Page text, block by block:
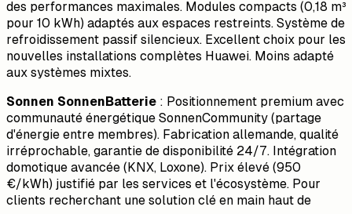
des performances maximales. Modules compacts (0,18 m³
pour 10 kWh) adaptés aux espaces restreints. Système de
refroidissement passif silencieux. Excellent choix pour les
nouvelles installations complètes Huawei. Moins adapté
aux systèmes mixtes.
Sonnen SonnenBatterie : Positionnement premium avec
communauté énergétique SonnenCommunity (partage
d'énergie entre membres). Fabrication allemande, qualité
irréprochable, garantie de disponibilité 24/7. Intégration
domotique avancée (KNX, Loxone). Prix élevé (950
€/kWh) justifié par les services et l'écosystème. Pour
clients recherchant une solution clé en main haut de